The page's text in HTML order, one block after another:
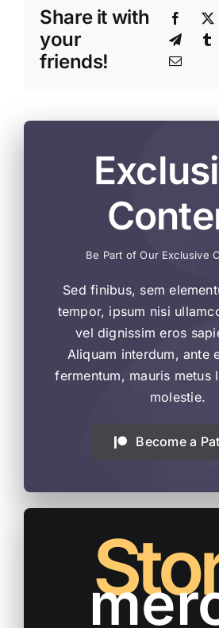
Share it with
your
friends!
Be Part of Our Exclusive
Sed finibus, sem
tempor, ipsum nisi
vel dignissim eros
Aliquam interdum, ante
fermentum, mauris metus
molestie.
Become a